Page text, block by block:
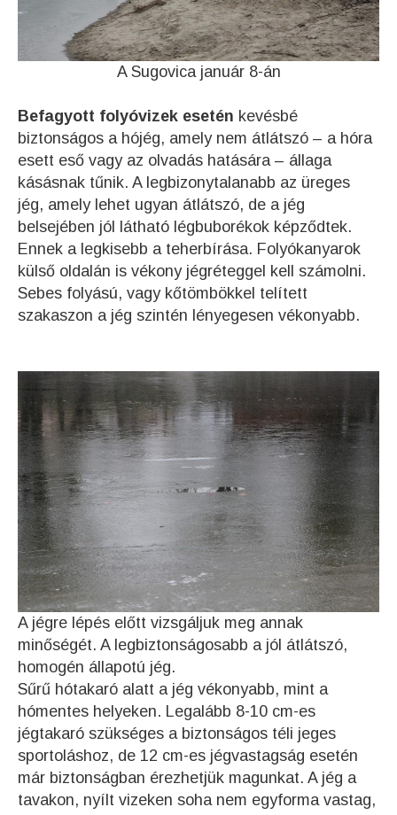
A Sugovica január 8-án
Befagyott folyóvizek esetén kevésbé
biztonságos a hójég, amely nem átlátszó – a hóra
esett eső vagy az olvadás hatására – állaga
kásásnak tűnik. A legbizonytalanabb az üreges
jég, amely lehet ugyan átlátszó, de a jég
belsejében jól látható légbuborékok képződtek.
Ennek a legkisebb a teherbírása. Folyókanyarok
külső oldalán is vékony jégréteggel kell számolni.
Sebes folyású, vagy kőtömbökkel telített
szakaszon a jég szintén lényegesen vékonyabb.
A jégre lépés előtt vizsgáljuk meg annak
minőségét. A legbiztonságosabb a jól átlátszó,
homogén állapotú jég.
Sűrű hótakaró alatt a jég vékonyabb, mint a
hómentes helyeken. Legalább 8-10 cm-es
jégtakaró szükséges a biztonságos téli jeges
sportoláshoz, de 12 cm-es jégvastagság esetén
már biztonságban érezhetjük magunkat. A jég a
tavakon, nyílt vizeken soha nem egyforma vastag,